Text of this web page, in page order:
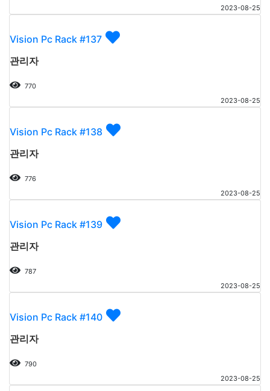
2023-08-25
Vision Pc Rack #137
관리자
770
2023-08-25
Vision Pc Rack #138
관리자
776
2023-08-25
Vision Pc Rack #139
관리자
787
2023-08-25
Vision Pc Rack #140
관리자
790
2023-08-25